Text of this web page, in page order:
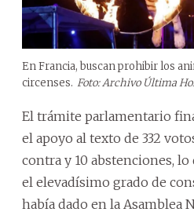
En Francia, buscan prohibir los
circenses. Foto: Archivo Última
El trámite parlamentario
el apoyo al texto de 332
contra y 10 abstenciones,
el elevadísimo grado de
había dado en la Asamblea